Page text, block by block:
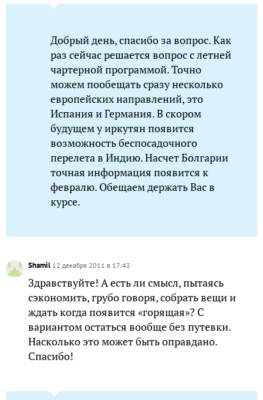
Добрый день, спасибо за вопрос. Как
раз сейчас решается вопрос с летней
чартерной программой. Точно
можем пообещать сразу несколько
европейских направлений, это
Испания и Германия. В скором
будущем у иркутян появится
возможность беспосадочного
перелета в Индию. Насчет Болгарии
точная информация появится к
февралю. Обещаем держать Вас в
курсе.
Shamil 12 декабря 2011 в 17:42
Здравствуйте! А есть ли смысл, пытаясь
сэкономить, грубо говоря, собрать вещи и
ждать когда появится «горящая»? С
вариантом остаться вообще без путевки.
Насколько это может быть оправдано.
Спасибо!